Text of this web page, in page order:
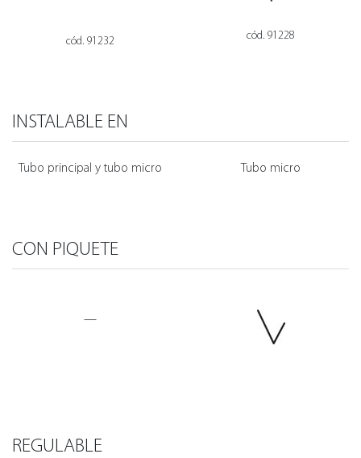
cód. 91232 cód. 91228
INSTALABLE EN
Tubo principal y tubo micro Tubo micro
CON PIQUETE
—
REGULABLE